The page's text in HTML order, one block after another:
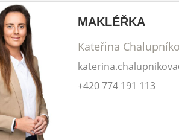
MAKLÉŘKA
Kateřina
+420 774 191 113